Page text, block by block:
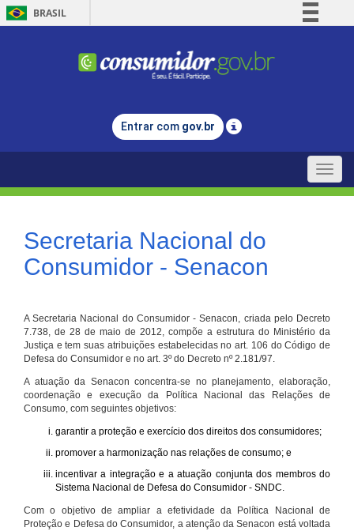
BRASIL
Comunica BR
Legislação
Entrar com gov.br
Toggle
Secretaria Nacional do
Consumidor - Senacon
A Secretaria Nacional do Consumidor - Senacon, criada pelo Decreto
7.738, de 28 de maio de 2012, compõe a estrutura do Ministério da
Justiça e tem suas atribuições estabelecidas no art. 106 do Código de
Defesa do Consumidor e no art. 3º do Decreto nº 2.181/97.
A atuação da Senacon concentra-se no planejamento, elaboração,
coordenação e execução da Política Nacional das Relações de
Consumo, com seguintes objetivos:
garantir a proteção e exercício dos direitos dos consumidores;
promover a harmonização nas relações de consumo; e
incentivar a integração e a atuação conjunta dos membros do
Sistema Nacional de Defesa do Consumidor - SNDC.
Com o objetivo de ampliar a efetividade da Política Nacional de
Proteção e Defesa do Consumidor, a atenção da Senacon está voltada